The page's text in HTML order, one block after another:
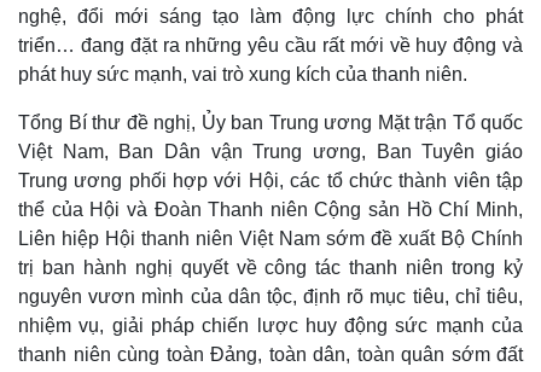
nghệ, đổi mới sáng tạo làm động lực chính cho phát
triển… đang đặt ra những yêu cầu rất mới về huy động và
phát huy sức mạnh, vai trò xung kích của thanh niên.
Tổng Bí thư đề nghị, Ủy ban Trung ương Mặt trận Tổ quốc
Việt Nam, Ban Dân vận Trung ương, Ban Tuyên giáo
Trung ương phối hợp với Hội, các tổ chức thành viên tập
thể của Hội và Đoàn Thanh niên Cộng sản Hồ Chí Minh,
Liên hiệp Hội thanh niên Việt Nam sớm đề xuất Bộ Chính
trị ban hành nghị quyết về công tác thanh niên trong kỷ
nguyên vươn mình của dân tộc, định rõ mục tiêu, chỉ tiêu,
nhiệm vụ, giải pháp chiến lược huy động sức mạnh của
thanh niên cùng toàn Đảng, toàn dân, toàn quân sớm đất